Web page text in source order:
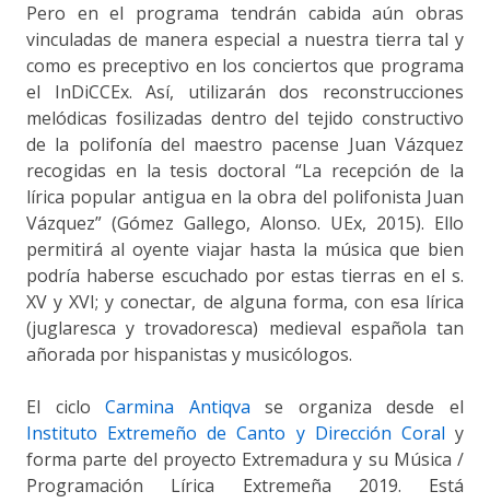
Pero en el programa tendrán cabida aún obras
vinculadas de manera especial a nuestra tierra tal y
como es preceptivo en los conciertos que programa
el InDiCCEx. Así, utilizarán dos reconstrucciones
melódicas fosilizadas dentro del tejido constructivo
de la polifonía del maestro pacense Juan Vázquez
recogidas en la tesis doctoral “La recepción de la
lírica popular antigua en la obra del polifonista Juan
Vázquez” (Gómez Gallego, Alonso. UEx, 2015). Ello
permitirá al oyente viajar hasta la música que bien
podría haberse escuchado por estas tierras en el s.
XV y XVI; y conectar, de alguna forma, con esa lírica
(juglaresca y trovadoresca) medieval española tan
añorada por hispanistas y musicólogos.
El cicloCarmina Antiqva se organiza desde el
Instituto Extremeño de Canto y Dirección Coral y
forma parte del proyecto Extremadura y su Música /
Programación Lírica Extremeña 2019. Está